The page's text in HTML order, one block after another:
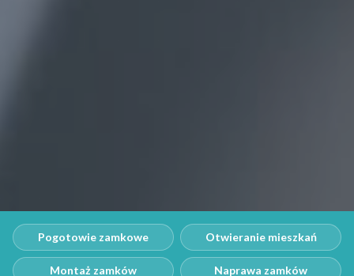
Pogotowie zamkowe Otwieranie mieszkań
Montaż zamków Naprawa zamków